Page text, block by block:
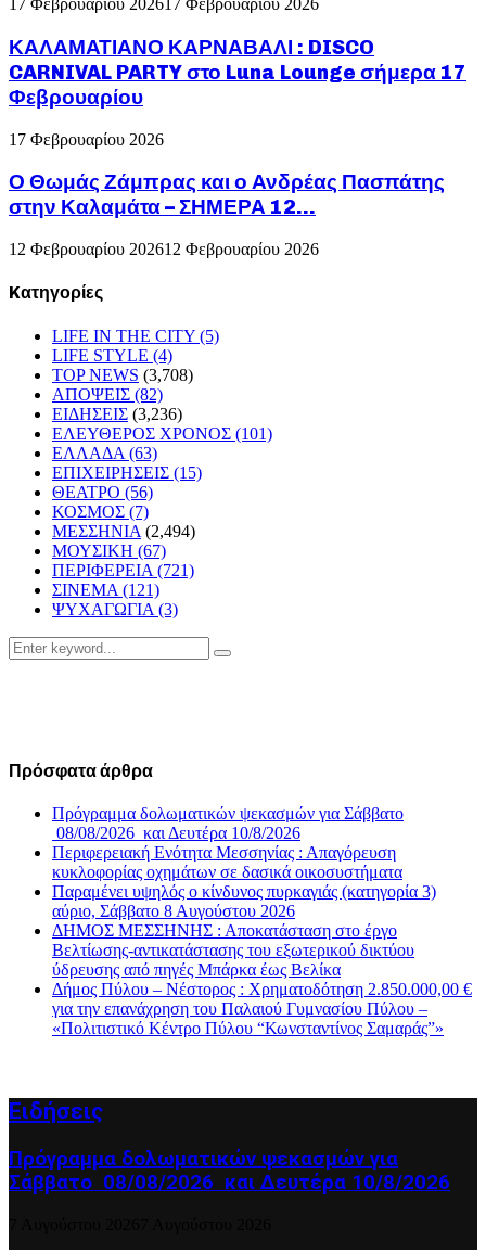
17 Φεβρουαρίου 2026 17 Φεβρουαρίου 2026
ΚΑΛΑΜΑΤΙΑΝΟ ΚΑΡΝΑΒΑΛΙ : DISCO
CARNIVAL PARTY στο Luna Lounge σήμερα 17
Φεβρουαρίου
17 Φεβρουαρίου 2026
Ο Θωμάς Ζάμπρας και ο Ανδρέας Πασπάτης
στην Καλαμάτα – ΣΗΜΕΡΑ 12...
12 Φεβρουαρίου 202612 Φεβρουαρίου 2026
Kατηγορίες
LIFE IN THE CITY (5)
LIFE STYLE (4)
TOP NEWS (3,708)
ΑΠΟΨΕΙΣ (82)
ΕΙΔΗΣΕΙΣ (3,236)
ΕΛΕΥΘΕΡΟΣ ΧΡΟΝΟΣ (101)
ΕΛΛΑΔΑ (63)
ΕΠΙΧΕΙΡΗΣΕΙΣ (15)
ΘΕΑΤΡΟ (56)
ΚΟΣΜΟΣ (7)
ΜΕΣΣΗΝΙΑ (2,494)
ΜΟΥΣΙΚΗ (67)
ΠΕΡΙΦΕΡΕΙΑ (721)
ΣΙΝΕΜΑ (121)
ΨΥΧΑΓΩΓΙΑ (3)
Search
for:
Search
Πρόσφατα άρθρα
Πρόγραμμα δολωματικών ψεκασμών για Σάββατο
08/08/2026 και Δευτέρα 10/8/2026
Περιφερειακή Ενότητα Μεσσηνίας : Απαγόρευση
κυκλοφορίας οχημάτων σε δασικά οικοσυστήματα
Παραμένει υψηλός ο κίνδυνος πυρκαγιάς (κατηγορία 3)
αύριο, Σάββατο 8 Αυγούστου 2026
ΔΗΜΟΣ ΜΕΣΣΗΝΗΣ : Αποκατάσταση στο έργο
Βελτίωσης-αντικατάστασης του εξωτερικού δικτύου
ύδρευσης από πηγές Μπάρκα έως Βελίκα
Δήμος Πύλου – Νέστορος : Χρηματοδότηση 2.850.000,00 €
για την επανάχρηση του Παλαιού Γυμνασίου Πύλου –
«Πολιτιστικό Κέντρο Πύλου “Κωνσταντίνος Σαμαράς”»
Ειδήσεις
Πρόγραμμα δολωματικών ψεκασμών για
Σάββατο 08/08/2026 και Δευτέρα 10/8/2026